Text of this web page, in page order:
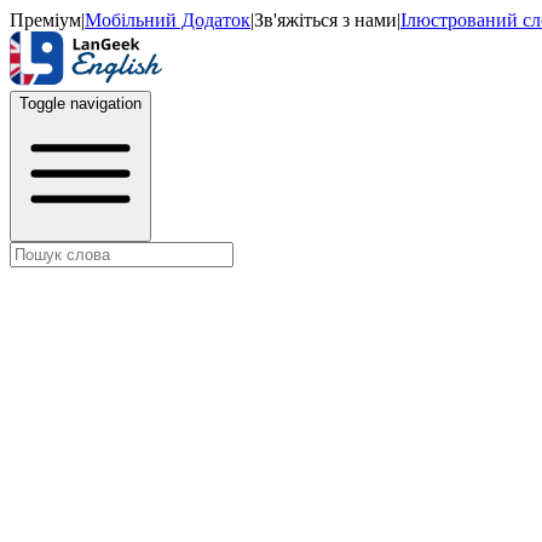
Преміум|Мобільний Додаток|Зв'яжіться з нами|Ілюстрований
Toggle navigation